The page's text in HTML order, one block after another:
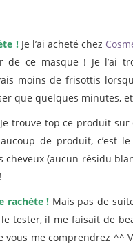
!Je l’ai acheté chez
de ce masque ! Je l’ai
moins de frisottis
que quelques minutes,
Je trouve top ce produit sur
de produit, c’est
cheveux (aucun résidu
rachète ! Mais pas de
tester, il me faisait de
vous me comprendrez ^^